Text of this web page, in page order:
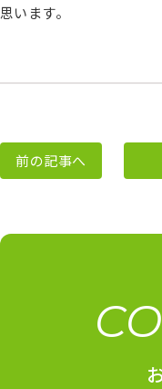
思います。
前の記事へ